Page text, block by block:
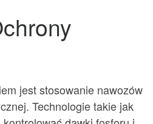
jest stosowanie nawozów
Technologie takie jak